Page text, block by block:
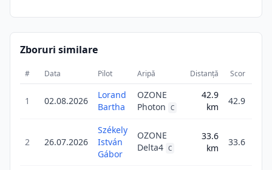
Zboruri similare
# Data Pilot Aripă Distanță Scor
1 02.08.2026
Lorand
Bartha
OZONE
Photon
C
42.9
km
42.9
2 26.07.2026
Székely
István
Gábor
OZONE
Delta4 C
33.6
km
33.6